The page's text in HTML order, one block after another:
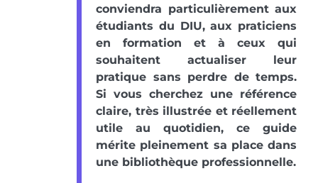
conviendra particulièrement aux
étudiants du DIU, aux praticiens
en formation et à ceux qui
souhaitent actualiser leur
pratique sans perdre de temps.
Si vous cherchez une référence
claire, très illustrée et réellement
utile au quotidien, ce guide
mérite pleinement sa place dans
une bibliothèque professionnelle.